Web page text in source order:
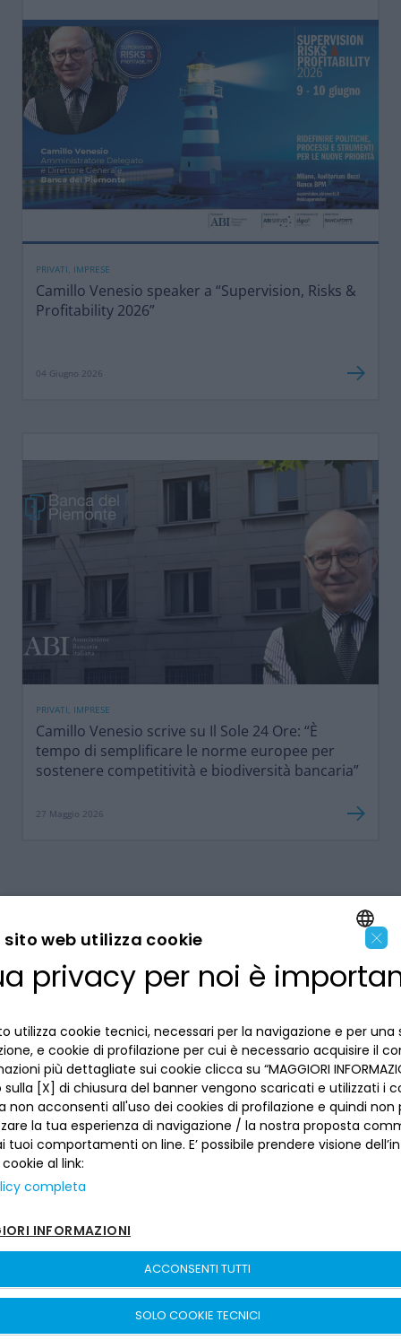
PRIVATI, IMPRESE
Camillo Venesio speaker a “Supervision, Risks &
Profitability 2026”
04 Giugno 2026
PRIVATI, IMPRESE
Camillo Venesio scrive su Il Sole 24 Ore: “È
tempo di semplificare le norme europee per
sostenere competitività e biodiversità bancaria”
27 Maggio 2026
LA BANCA
Dove siamo
Lavora con noi
Reclami
Numeri utili
INFORMAZIONI PER IL CLIENTE
Privacy
La tua scelta sui cookies
Informativa al pubblico
Sepa
Sicurezza
Depositi dormienti
Arbitro per le Controversie Finanziarie
Fondo Interbancario di Tutela dei Depositi
Cartolarizzazioni
ACCESSIBILITÀ E APP
SEGUICI SUI SOCIAL
Banca del Piemonte | P. Iva 00821100013 –Sitemap–sito creato da
ENGLISH
×
sito web utilizza cookie
privacy per noi è
utilizza cookie tecnici, necessari per la navigazione e per una
e cookie di profilazione per cui è necessario acquisire il
più dettagliate sui cookie clicca su “MAGGIORI
[X] di chiusura del banner vengono scaricati e utilizzati i
non acconsenti all'uso dei cookies di profilazione e quindi non
la tua esperienza di navigazione / la nostra proposta
tuoi comportamenti on line. E’ possibile prendere visione
al link:
completa
INFORMAZIONI
ACCONSENTI TUTTI
SOLO COOKIE TECNICI